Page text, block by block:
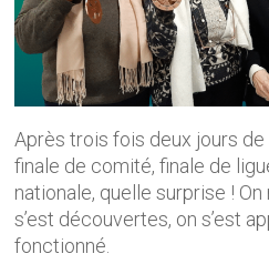
Après trois fois deux jours
finale de comité, finale de
nationale, quelle surprise !
s’est découvertes, on s’est
fonctionné.